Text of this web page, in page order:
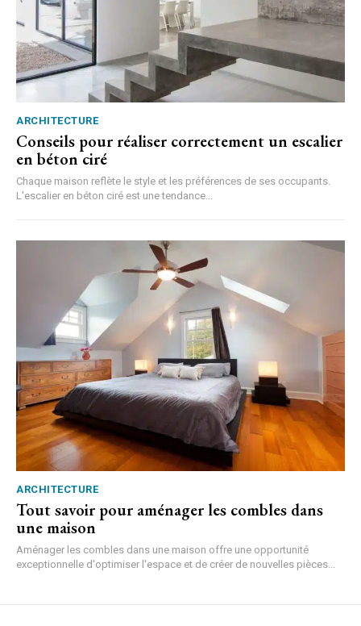
ARCHITECTURE
Conseils pour réaliser correctement un escalier
en béton ciré
Chaque maison reflète le style et les préférences de ses occupants.
L'escalier en béton ciré est une tendance...
ARCHITECTURE
Tout savoir pour aménager les combles dans
une maison
Aménager les combles dans une maison offre une opportunité
exceptionnelle d'optimiser l'espace et de créer de nouvelles pièces...